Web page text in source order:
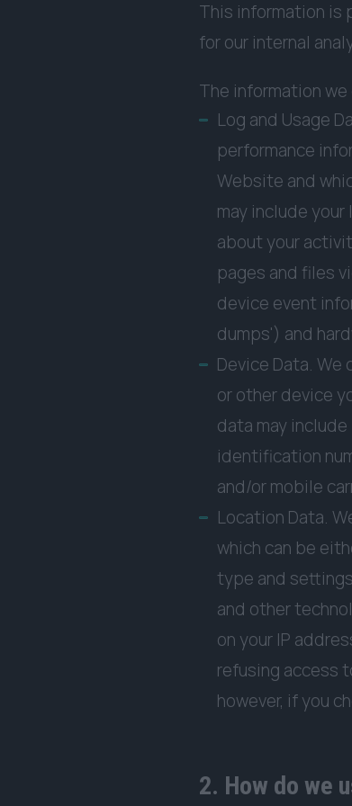
This information is
for our internal
The information
Log and Usage
performance
Website and
may include
about your
pages and files
device event
dumps') and
Device Data.
or other device
data may
identification
and/or mobile
Location Data.
which can be
type and
and other
on your IP
refusing access
however, if you
2. How do we